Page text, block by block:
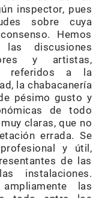
inspector, pues
sobre cuya
Hemos
discusiones
y artistas,
referidos a la
la chabacanería
pésimo gusto y
de todo
claras, que no
errada. Se
y útil,
de las
instalaciones.
las